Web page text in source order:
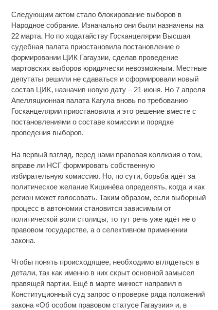
Следующим актом стало блокирование выборов в
Народное собрание. Изначально они были назначены на
22 марта. Но по ходатайству Госканцелярии Высшая
судебная палата приостановила постановление о
формировании ЦИК Гагаузии, сделав проведение
мартовских выборов юридически невозможным. Местные
депутаты решили не сдаваться и сформировали новый
состав ЦИК, назначив новую дату – 21 июня. Но 7 апреля
Апелляционная палата Кагула вновь по требованию
Госканцелярии приостановила и это решение вместе с
постановлениями о составе комиссии и порядке
проведения выборов.
На первый взгляд, перед нами правовая коллизия о том,
вправе ли НСГ формировать собственную
избирательную комиссию. Но, по сути, борьба идёт за
политическое желание Кишинёва определять, когда и как
регион может голосовать. Таким образом, если выборный
процесс в автономии становится зависимым от
политической воли столицы, то тут речь уже идёт не о
правовом государстве, а о селективном применении
закона.
Чтобы понять происходящее, необходимо вглядеться в
детали, так как именно в них скрыт основной замысел
правящей партии. Ещё в марте минюст направил в
Конституционный суд запрос о проверке ряда положений
закона «Об особом правовом статусе Гагаузии» и, в